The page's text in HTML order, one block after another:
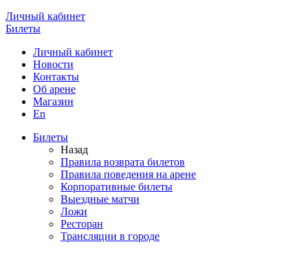
Личный кабинет
Билеты
Личный кабинет
Новости
Контакты
Об арене
Магазин
En
Билеты
Назад
Правила возврата билетов
Правила поведения на арене
Корпоративные билеты
Выездные матчи
Ложи
Ресторан
Трансляции в городе